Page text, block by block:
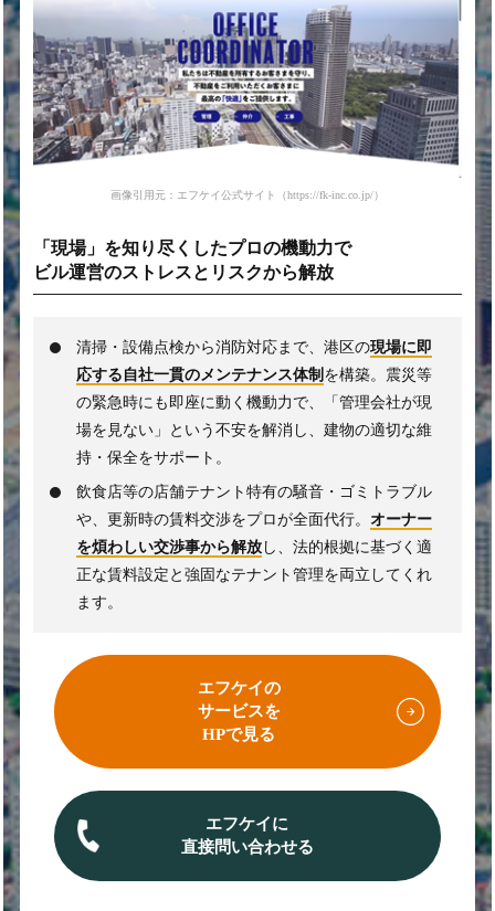
画像引用元：エフケイ公式サイト（https://fk-inc.co.jp/）
「現場」を知り尽くしたプロの機動力で
ビル運営のストレスとリスクから解放
清掃・設備点検から消防対応まで、港区の現場に即
応する自社一貫のメンテナンス体制 を構築。震災等
の緊急時にも即座に動く機動力で、「管理会社が現
場を見ない」という不安を解消し、建物の適切な維
持・保全をサポート。
飲食店等の店舗テナント特有の騒音・ゴミトラブル
や、更新時の賃料交渉をプロが全面代行。 オーナー
を煩わしい交渉事から解放し、法的根拠に基づく適
正な賃料設定と強固なテナント管理を両立してくれ
ます。
エフケイの
サービスを
HPで見る
エフケイに
直接問い合わせる